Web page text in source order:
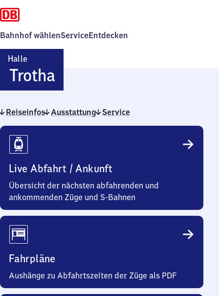
Bahnhof wählenServiceEntdecken
Halle
TrothaHalle-
Trotha
Reiseinfos Ausstattung Service
Reiseinfos
Live Abfahrt / Ankunft
Übersicht der nächsten abfahrenden und
ankommenden Züge und S-Bahnen
Fahrpläne
Aushänge zu Abfahrtszeiten der Züge als PDF